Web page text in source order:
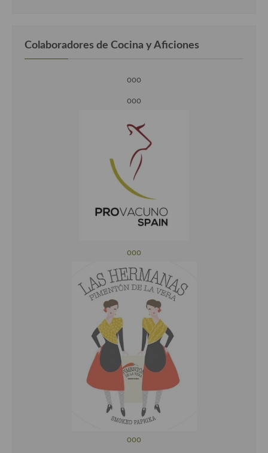
Colaboradores de Cocina y Aficiones
ooo
ooo
ooo
ooo